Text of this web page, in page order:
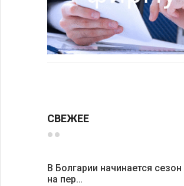
СВЕЖЕЕ
В Болгарии начинается
на пер…